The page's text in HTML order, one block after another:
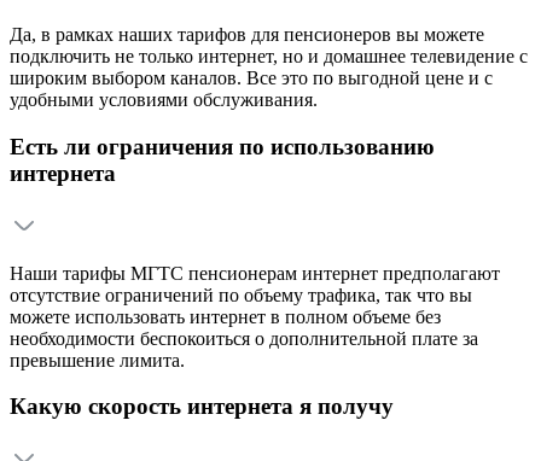
Да, в рамках наших тарифов для пенсионеров вы можете
подключить не только интернет, но и домашнее телевидение с
широким выбором каналов. Все это по выгодной цене и с
удобными условиями обслуживания.
Есть ли ограничения по использованию
интернета
Наши тарифы МГТС пенсионерам интернет предполагают
отсутствие ограничений по объему трафика, так что вы
можете использовать интернет в полном объеме без
необходимости беспокоиться о дополнительной плате за
превышение лимита.
Какую скорость интернета я получу